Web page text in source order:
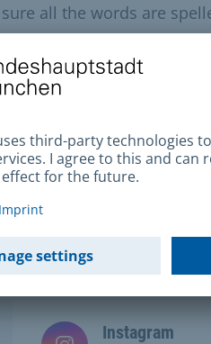
sure all the words are
general search terms.
Media Kanälen:
Instagram